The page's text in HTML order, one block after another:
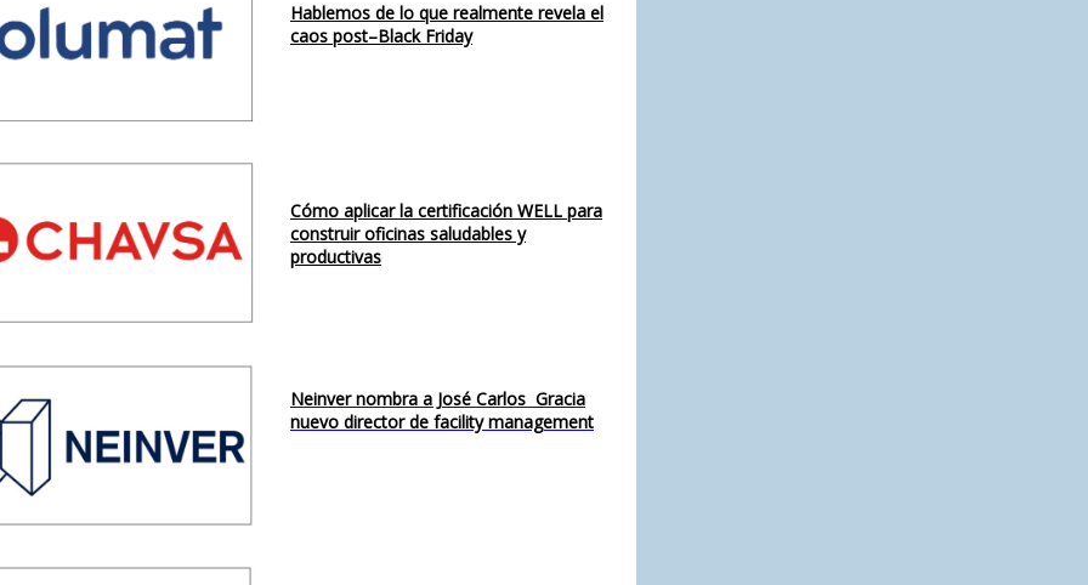
Hablemos de lo que realmente revela el
caos post–Black Friday
Cómo aplicar la certificación WELL para
construir oficinas saludables y
productivas
Neinver nombra a José Carlos Gracia
nuevo director de facility management